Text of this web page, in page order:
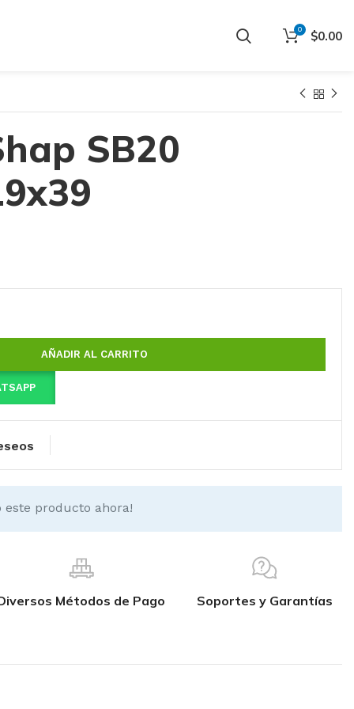
0 $0.00
SB20
AÑADIR AL CARRITO
este producto ahora!
Métodos de Pago Soportes y Garantías